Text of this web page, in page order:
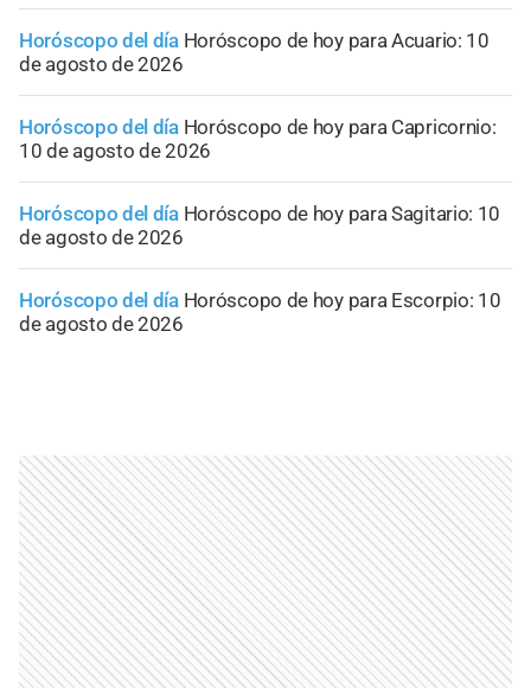
Horóscopo del día Horóscopo de hoy para Acuario: 10
de agosto de 2026
Horóscopo del día Horóscopo de hoy para Capricornio:
10 de agosto de 2026
Horóscopo del día Horóscopo de hoy para Sagitario: 10
de agosto de 2026
Horóscopo del día Horóscopo de hoy para Escorpio: 10
de agosto de 2026